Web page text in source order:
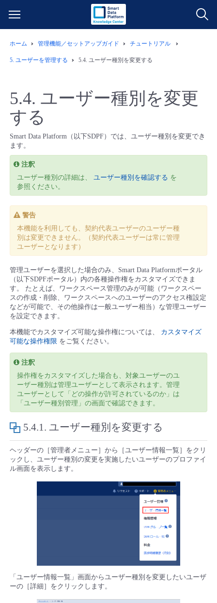
サービス一覧
クラウド/サーバー
モニタリング/監査
管理機能
すべてのメニューを見る
データ利活用
IoT
サポート
管理機能
すべてのメニューを見る
料金情報
クラウド/サーバー
IoT
モニタリング/監査
サポート
すべてのメニューを見る
ご利用開始ガイド
- 管理機能
- 新規お申し込み方法
- 初期設定・確認
- ユーザー機能の管理
- 登録情報の管理
■ 基本構築ガイド
- Flexible InterConnect
- Flexible Remote Access
ユースケース
- バックアップ
- セキュリティ・監査
- データと分析
- IoT
- マルチクラウド利用
- リモートワーク
- その他
故障/メンテナンス情報
故障/メンテナンス履歴
メンテナンス予定
定期メンテナンス
パートナー
協業パートナー
トレーニング/操作動画
脱炭素化
ホーム 管理機能／セットアップガイド チュートリアル
5. ユーザーを管理する 5.4. ユーザー種別を変更する
5.4. ユーザー種別を変更
する
Smart Data Platform（以下SDPF）では、ユーザー種別を変更でき
ます。
注釈
ユーザー種別の詳細は、 ユーザー種別を確認する を
参照ください。
警告
本機能を利用しても、契約代表ユーザーのユーザー種
別は変更できません。（契約代表ユーザーは常に管理
ユーザーとなります）
管理ユーザーを選択した場合のみ、Smart Data Platformポータル
（以下SDPFポータル）内の各種操作権をカスタマイズできま
す。 たとえば、ワークスペース管理のみが可能（ワークスペー
スの作成・削除、ワークスペースへのユーザーのアクセス権設定
などが可能で、その他操作は一般ユーザー相当）な管理ユーザー
を設定できます。
本機能でカスタマイズ可能な操作権については、 カスタマイズ
可能な操作権限 をご覧ください。
注釈
操作権をカスタマイズした場合も、対象ユーザーのユ
ーザー種別は管理ユーザーとして表示されます。管理
ユーザーとして「どの操作が許可されているのか」は
「ユーザー種別管理」の画面で確認できます。
5.4.1. ユーザー種別を変更する
ヘッダーの［管理者メニュー］から［ユーザー情報一覧］をクリ
ックし、ユーザー種別の変更を実施したいユーザーのプロファイ
ル画面を表示します。
「ユーザー情報一覧」画面からユーザー種別を変更したいユーザ
ーの［詳細］をクリックします。